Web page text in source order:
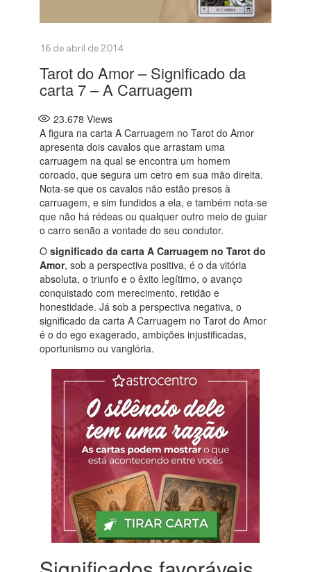
Tarot do Amor – Significado da
carta 7 – A Carruagem
23.678 Views
A figura na carta A Carruagem no Tarot do Amor
apresenta dois cavalos que arrastam uma
carruagem na qual se encontra um homem
coroado, que segura um cetro em sua mão direita.
Nota-se que os cavalos não estão presos à
carruagem, e sim fundidos a ela, e também nota-se
que não há rédeas ou qualquer outro meio de guiar
o carro senão a vontade do seu condutor.
O significado da carta A Carruagem no Tarot do
Amor, sob a perspectiva positiva, é o da vitória
absoluta, o triunfo e o êxito legítimo, o avanço
conquistado com merecimento, retidão e
honestidade. Já sob a perspectiva negativa, o
significado da carta A Carruagem no Tarot do Amor
é o do ego exagerado, ambições injustificadas,
oportunismo ou vanglória.